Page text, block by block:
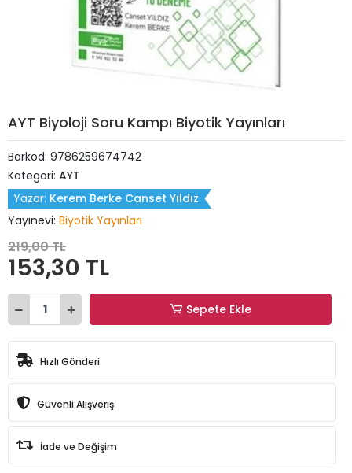
AYT Biyoloji Soru Kampı Biyotik Yayınları
Barkod: 9786259674742
Kategori: AYT
Yazar: Kerem Berke Canset Yıldız
Yayınevi: Biyotik Yayınları
219,00 TL
153,30 TL
Sepete Ekle
Hızlı Gönderi
Güvenli Alışveriş
İade ve Değişim